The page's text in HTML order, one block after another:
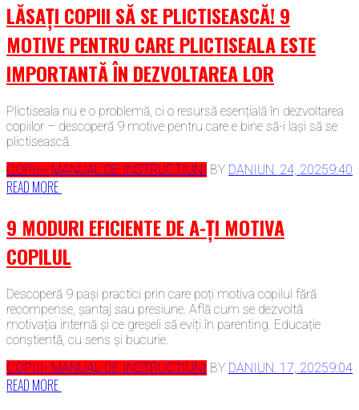
LĂSAȚI COPIII SĂ SE PLICTISEASCĂ! 9
MOTIVE PENTRU CARE PLICTISEALA ESTE
IMPORTANTĂ ÎN DEZVOLTAREA LOR
Plictiseala nu e o problemă, ci o resursă esențială în dezvoltarea
copiilor – descoperă 9 motive pentru care e bine să-i lași să se
plictisească.
COPIII- MANUAL DE INSTRUCTIUNI BY DAN IUN. 24, 20259:40
READ MORE
9 MODURI EFICIENTE DE A-ȚI MOTIVA
COPILUL
Descoperă 9 pași practici prin care poți motiva copilul fără
recompense, șantaj sau presiune. Află cum se dezvoltă
motivația internă și ce greșeli să eviți în parenting. Educație
conștientă, cu sens și bucurie.
COPIII- MANUAL DE INSTRUCTIUNI BY DAN IUN. 17, 20259:04
READ MORE